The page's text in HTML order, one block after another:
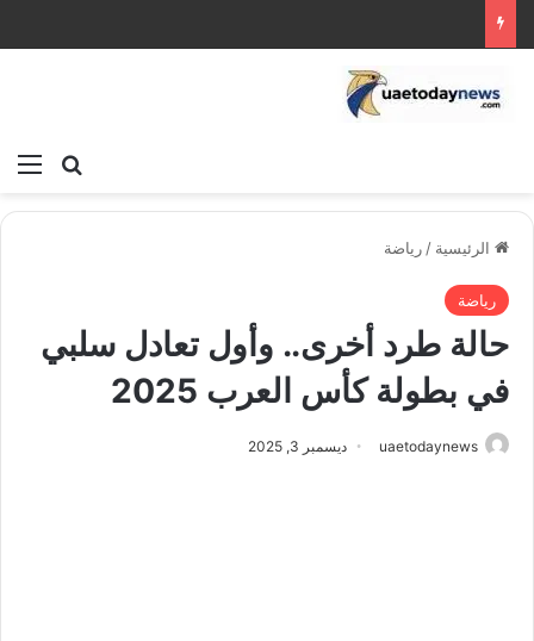
بحث
الرئيسية / رياضة
رياضة
حالة طرد أخرى.. وأول تعادل سلبي
في بطولة كأس العرب 2025
uaetodaynews ديسمبر 3, 2025